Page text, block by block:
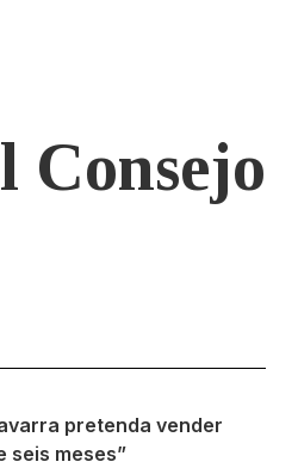
Consejo
pretenda vender
seis meses”